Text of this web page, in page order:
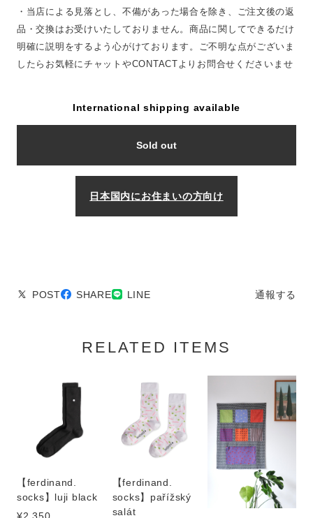
・当店による見落とし、不備があった場合を除き、ご注文後の返
品・交換はお受けいたしておりません。商品に関してできるだけ
明確に説明をするよう心がけております。ご不明な点がございま
したらお気軽にチャットやCONTACTよりお問合せくださいませ
International shipping available
Sold out
日本国内にお住まいの方向け
POST SHARE LINE 通報する
RELATED ITEMS
【ferdinand.
socks】luji black
¥2,350
【ferdinand.
socks】pařížský
salát